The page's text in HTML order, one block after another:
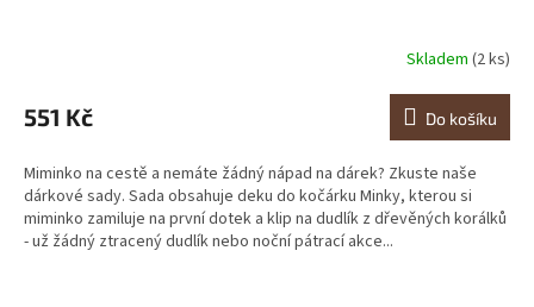
Skladem (2 ks)
551 Kč Do košíku
Miminko na cestě a nemáte žádný nápad na dárek? Zkuste naše
dárkové sady. Sada obsahuje deku do kočárku Minky, kterou si
miminko zamiluje na první dotek a klip na dudlík z dřevěných korálků
- už žádný ztracený dudlík nebo noční pátrací akce...